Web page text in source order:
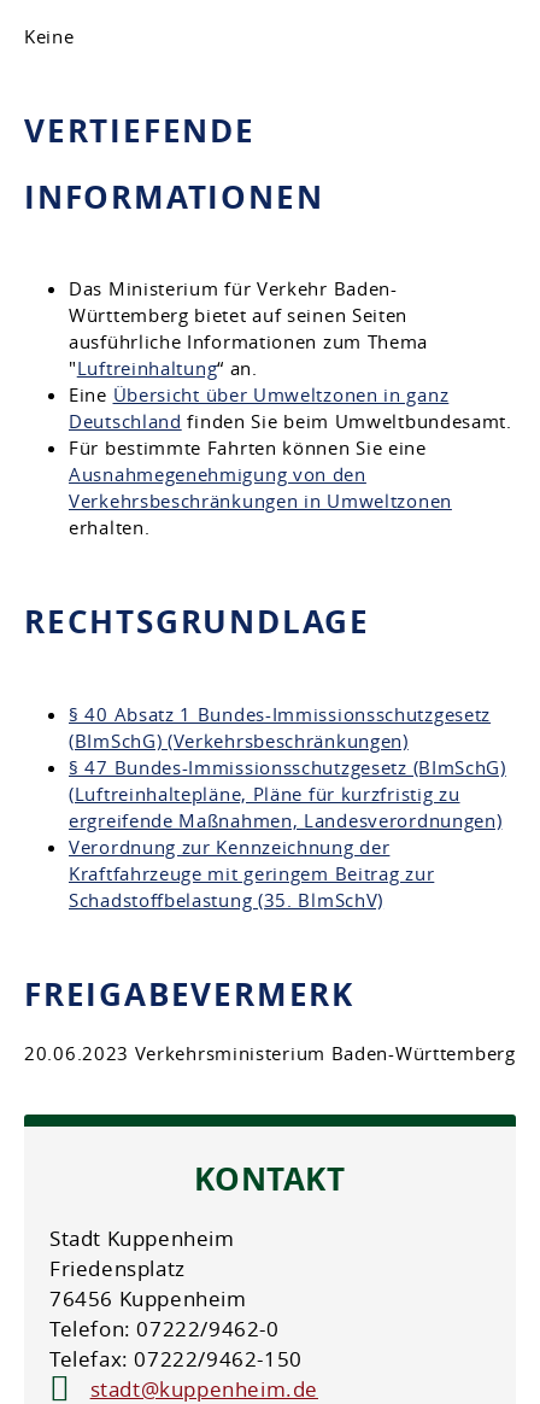
Keine
VERTIEFENDE
INFORMATIONEN
Das Ministerium für Verkehr Baden-
Württemberg bietet auf seinen Seiten
ausführliche Informationen zum Thema
"Luftreinhaltung“ an.
Eine Übersicht über Umweltzonen in ganz
Deutschland finden Sie beim Umweltbundesamt.
Für bestimmte Fahrten können Sie eine
Ausnahmegenehmigung von den
Verkehrsbeschränkungen in Umweltzonen
erhalten.
RECHTSGRUNDLAGE
§ 40 Absatz 1 Bundes-Immissionsschutzgesetz
(BImSchG) (Verkehrsbeschränkungen)
§ 47 Bundes-Immissionsschutzgesetz (BImSchG)
(Luftreinhaltepläne, Pläne für kurzfristig zu
ergreifende Maßnahmen, Landesverordnungen)
Verordnung zur Kennzeichnung der
Kraftfahrzeuge mit geringem Beitrag zur
Schadstoffbelastung (35. BlmSchV)
FREIGABEVERMERK
20.06.2023 Verkehrsministerium Baden-Württemberg
KONTAKT
Stadt Kuppenheim
Friedensplatz
76456 Kuppenheim
Telefon: 07222/9462-0
Telefax: 07222/9462-150
stadt@kuppenheim.de